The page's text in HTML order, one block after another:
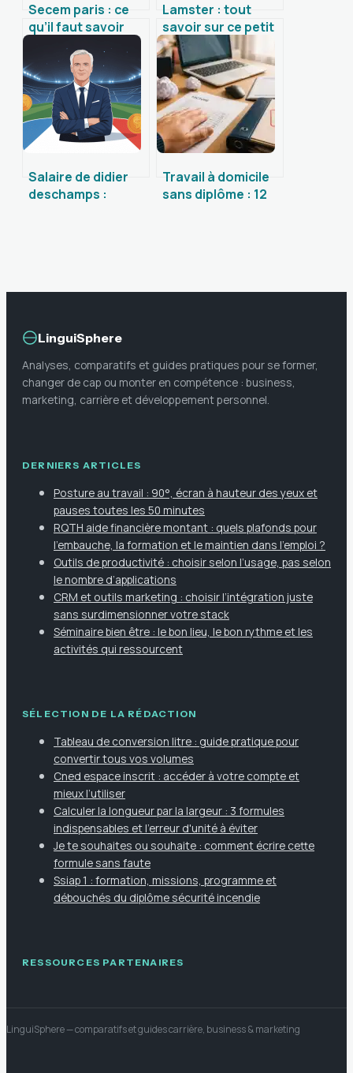
Secem paris : ce
qu’il faut savoir
sur le salon
européen de la
mobilité
Lamster : tout
savoir sur ce petit
rongeur de
compagnie
Salaire de didier
deschamps :
Travail à domicile
sans diplôme : 12
LinguiSphere
Analyses, comparatifs et guides pratiques pour se former,
changer de cap ou monter en compétence : business,
marketing, carrière et développement personnel.
DERNIERS ARTICLES
Posture au travail : 90°, écran à hauteur des yeux et
pauses toutes les 50 minutes
RQTH aide financière montant : quels plafonds pour
l’embauche, la formation et le maintien dans l’emploi ?
Outils de productivité : choisir selon l’usage, pas selon
le nombre d’applications
CRM et outils marketing : choisir l’intégration juste
sans surdimensionner votre stack
Séminaire bien être : le bon lieu, le bon rythme et les
activités qui ressourcent
SÉLECTION DE LA RÉDACTION
Tableau de conversion litre : guide pratique pour
convertir tous vos volumes
Cned espace inscrit : accéder à votre compte et
mieux l’utiliser
Calculer la longueur par la largeur : 3 formules
indispensables et l'erreur d'unité à éviter
Je te souhaites ou souhaite : comment écrire cette
formule sans faute
Ssiap 1 : formation, missions, programme et
débouchés du diplôme sécurité incendie
RESSOURCES PARTENAIRES
LinguiSphere— comparatifs et guides carrière, business & marketing